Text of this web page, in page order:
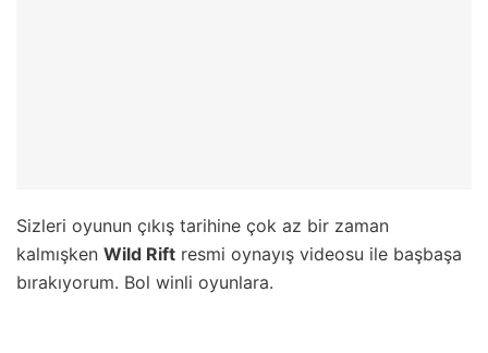
Sizleri oyunun çıkış tarihine çok az bir zaman
kalmışken Wild Rift resmi oynayış videosu ile başbaşa
bırakıyorum. Bol winli oyunlara.